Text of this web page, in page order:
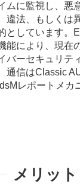
ムに監視し、悪
違法、もしくは
としています。
能により、現在
バーセキュリテ
通信はClassic
レポートメカ
メリット